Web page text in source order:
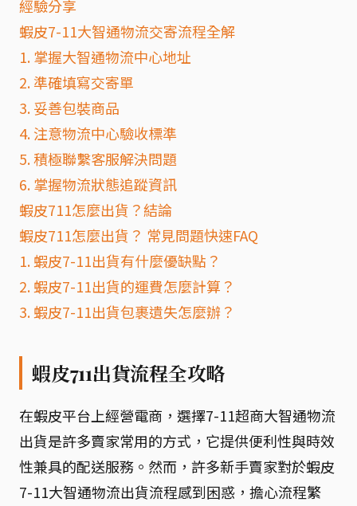
經驗分享
蝦皮7-11大智通物流交寄流程全解
1. 掌握大智通物流中心地址
2. 準確填寫交寄單
3. 妥善包裝商品
4. 注意物流中心驗收標準
5. 積極聯繫客服解決問題
6. 掌握物流狀態追蹤資訊
蝦皮711怎麼出貨？結論
蝦皮711怎麼出貨？ 常見問題快速FAQ
1. 蝦皮7-11出貨有什麼優缺點？
2. 蝦皮7-11出貨的運費怎麼計算？
3. 蝦皮7-11出貨包裹遺失怎麼辦？
蝦皮711出貨流程全攻略
在蝦皮平台上經營電商，選擇7-11超商大智通物流
出貨是許多賣家常用的方式，它提供便利性與時效
性兼具的配送服務。然而，許多新手賣家對於蝦皮
7-11大智通物流出貨流程感到困惑，擔心流程繁